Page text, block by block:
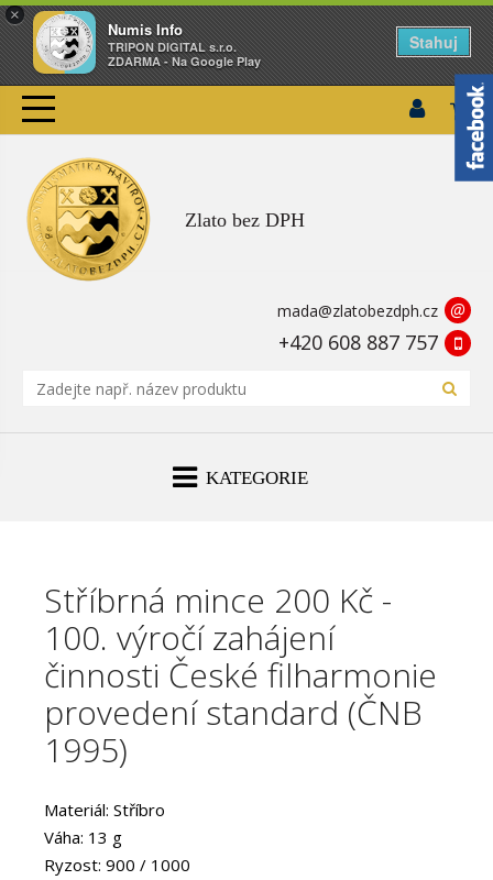
×
Numis Info
TRIPON DIGITAL s.r.o.
ZDARMA - Na Google Play
Stahuj
Zlato bez DPH
mada@zlatobezdph.cz @
+420 608 887 757
KATEGORIE
Stříbrná mince 200 Kč -
100. výročí zahájení
činnosti České filharmonie
provedení standard (ČNB
1995)
Materiál: Stříbro
Váha: 13 g
Ryzost: 900 / 1000